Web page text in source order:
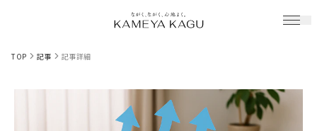
TOP 記事 記事詳細